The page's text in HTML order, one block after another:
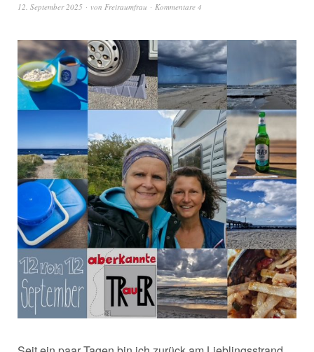
12. September 2025 von Freiraumfrau Kommentare 4